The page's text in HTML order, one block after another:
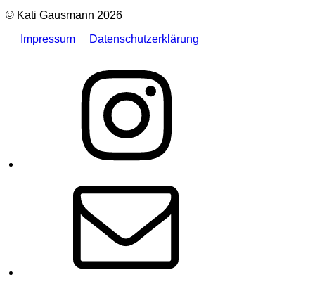
© Kati Gausmann 2026
Impressum
Datenschutzerklärung